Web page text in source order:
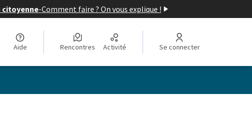
citoyenne-Comment faire ? On vous explique !
Aide Rencontres Activité Se connecter